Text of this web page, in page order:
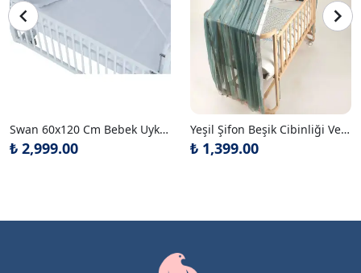
Swan 60x120 Cm Bebek Uyku Seti Takımı
₺ 2,999.00
Yeşil Şifon Beşik Cibinliği Ve Metal Cibinlik Askısı
₺ 1,399.00